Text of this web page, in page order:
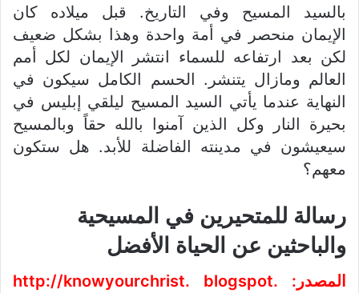
بالسيد المسيح وفي التاريخ. قبل ميلاده كان
الإيمان منحصر في أمة واحدة وهذا بشكل ضعيف
لكن بعد ارتفاعه للسماء انتشر الإيمان لكل أمم
العالم ومازال يتنشر. الحسم الكامل سيكون في
النهاية عندما يأتي السيد المسيح ليلقي إبليس في
بحيرة النار وكل الذين آمنوا بالله حقاً وبالمسيح
سيعيشون في مدينته الفاضلة للأبد. هل ستكون
معهم؟
رسالة للمتحيرين في المسيحية
والباحثين عن الحياة الأفضل
المصدر: http://knowyourchrist. blogspot.